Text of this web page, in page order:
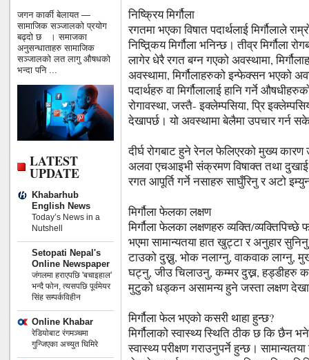
जगन कार्की बेलायत —
सामाजिक सञ्जालको प्रयोग
बढ्दो छ । समाजका
अनुसन्धाताहरु सामाजिक
सञ्जालको लत लागु औषधको
भन्दा पनि ...
LATEST
UPDATE
Khabarhub
English News
Today’s News in a
Nutshell
Setopati Nepal's
Online Newspaper
जंगलमा हराएपछि 'बचाइहाल'
भन्दै फोन, त्यसपछि पूर्वमेयर
सिंह सम्पर्कविहीन
Online Khabar
रेडियोबाट रंगमञ्चमा
गुन्जिएका अच्युत घिमिरे
निष्क्रिय मिर्गौला
रगतमा भएका विषात पदार्थलाई मिर्गौलाले
निष्त्रि्कय मिर्गौला भनिन्छ। तीव्र
लागेर धेरै रगत बग्न गएको अवस्थामा,
अवस्थामा, मिर्गौलाहरुको इन्फेक्सन भएको
पदार्थहरु वा मिर्गौलालाई हानि गर्ने
रोगावस्था, जस्तै- इक्लेम्पसिया, प्रि
देखापर्छ। यो अवस्थामा बेलैमा उपचार गर्न
दीर्घ रोगबाट हुने रेनल फेलिएरको मुख्य
अलवा एचआइभी संक्रमण विषाक्त तथा दुखाई
रगत आपूर्ति गर्ने नसाहरु साघुँरिनु र अटो
मिर्गौला फेलका लक्षण
मिर्गौला फेलका लक्षणहरु व्यक्ति/
भएमा सामान्यतया हात खुट्टा र अनुहार
टाउको दुख्नु, भोक नलाग्नु, वाकवाक लाग्नु,
घट्नु, जीउ चिलाउनु, कम्मर दुख्न, हड्डीहरु
मुटुको धड्कन असामन्य हुने जस्ता लक्षण
मिर्गौला फेल भएको कसरी थाहा हुन्छ?
मिर्गौलाको स्वास्थ्य स्थिति ठीक छ कि छैन
स्वास्थ्य परीक्षण गराउनुपर्ने हुन्छ।